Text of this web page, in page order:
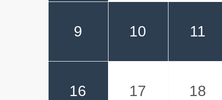
9 10 11
16 17 18